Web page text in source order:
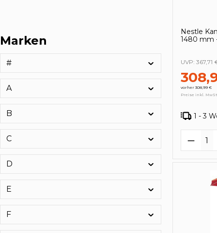
Marken
#
A
B
C
D
E
F
Nestle
1480 mm
vorher 308,99 €
UVP: 367,71
Preise inkl.
1 - 3